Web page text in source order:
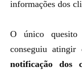
informações dos
O único quesito
conseguiu
notificação dos